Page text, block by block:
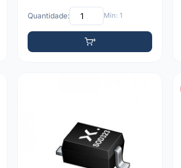
Quantidade: Mín: 1